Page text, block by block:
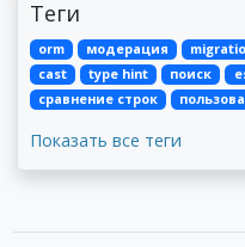
Теги
orm модерация
cast
type hint поиск
сравнение строк
Показать все теги